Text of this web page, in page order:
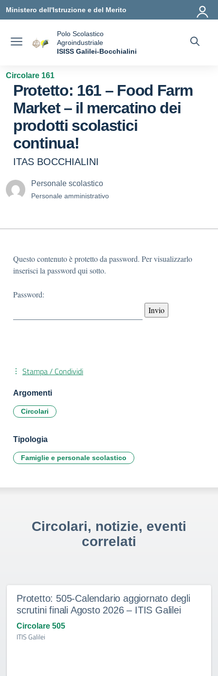
Vai ai contenuti
Vai al menu di navigazione
Vai al footer
Ministero dell'Istruzione e del Merito
Polo Scolastico
Agroindustriale
ISISS Galilei-Bocchialini
Circolare 161
Protetto: 161 – Food Farm
Market – il mercatino dei
prodotti scolastici
continua!
ITAS BOCCHIALINI
Personale scolastico
Personale amministrativo
Questo contenuto è protetto da password. Per visualizzarlo
inserisci la password qui sotto.
Password:
Stampa / Condividi
Argomenti
Circolari
Tipologia
Famiglie e personale scolastico
Circolari, notizie, eventi
correlati
Protetto: 505-Calendario aggiornato degli
scrutini finali Agosto 2026 – ITIS Galilei
Circolare 505
ITIS Galilei